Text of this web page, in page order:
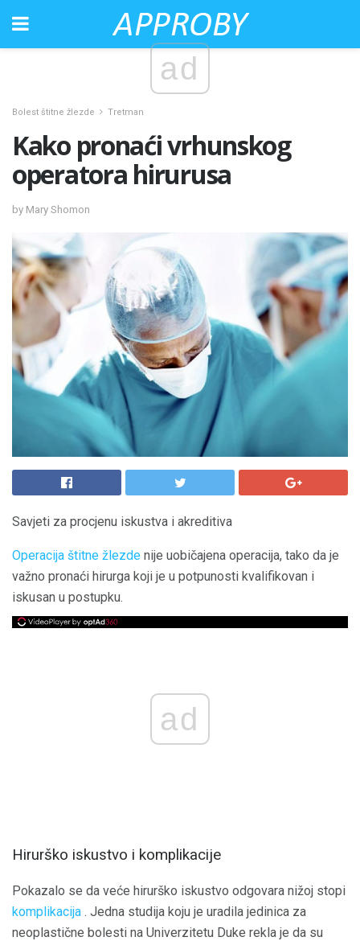
ad
Bolest štitne žlezde Tretman
Kako pronaći vrhunskog
operatora hirurusa
by Mary Shomon
Savjeti za procjenu iskustva i akreditiva
Operacija štitne žlezde nije uobičajena operacija, tako da je
važno pronaći hirurga koji je u potpunosti kvalifikovan i
iskusan u postupku.
ad
Hirurško iskustvo i komplikacije
Pokazalo se da veće hirurško iskustvo odgovara nižoj stopi
komplikacija . Jedna studija koju je uradila jedinica za
neoplastične bolesti na Univerzitetu Duke rekla je da su